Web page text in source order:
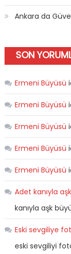
Ankara da
SON
Ermeni Büyüsü
Ermeni Büyüsü
Ermeni Büyüsü
Ermeni Büyüsü
Ermeni Büyüsü
Adet kanıyla
kanıyla aşk
Eski sevgiliye
eski sevgiliyi